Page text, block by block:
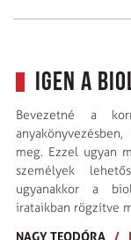
Igen a
Bevezetné a
meg. Ezzel ugyan
személyek
ugyanakkor a
irataikban rögzítve
NAGY TEODÓRA /